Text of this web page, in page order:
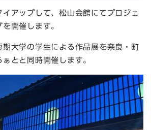
アップして、松山会館にてプロジェ
開催します。
期大学の学生による作品展を奈良・町
とと同時開催します。